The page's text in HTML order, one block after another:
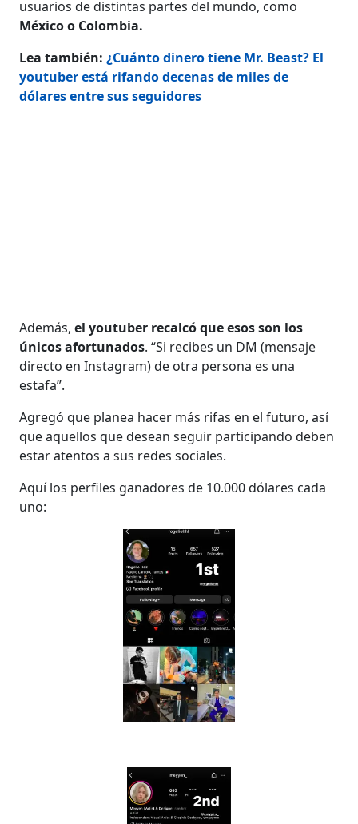
usuarios de distintas partes del mundo, como
México o Colombia.
Lea también:¿Cuánto dinero tiene Mr. Beast? El
youtuber está rifando decenas de miles de
dólares entre sus seguidores
Además,el youtuber recalcó que esos son los
únicos afortunados. “Si recibes un DM (mensaje
directo en Instagram) de otra persona es una
estafa”.
Agregó que planea hacer más rifas en el futuro, así
que aquellos que desean seguir participando deben
estar atentos a sus redes sociales.
Aquí los perfiles ganadores de 10.000 dólares cada
uno: